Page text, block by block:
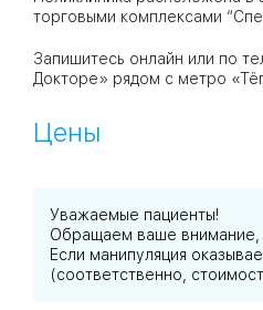
1 2
Теплый Стан
торговыми комплексами
Запишитесь онлайн или по
Докторе» рядом с метро
Цены
Уважаемые пациенты!
Обращаем ваше внимание,
Если манипуляция
(соответственно,